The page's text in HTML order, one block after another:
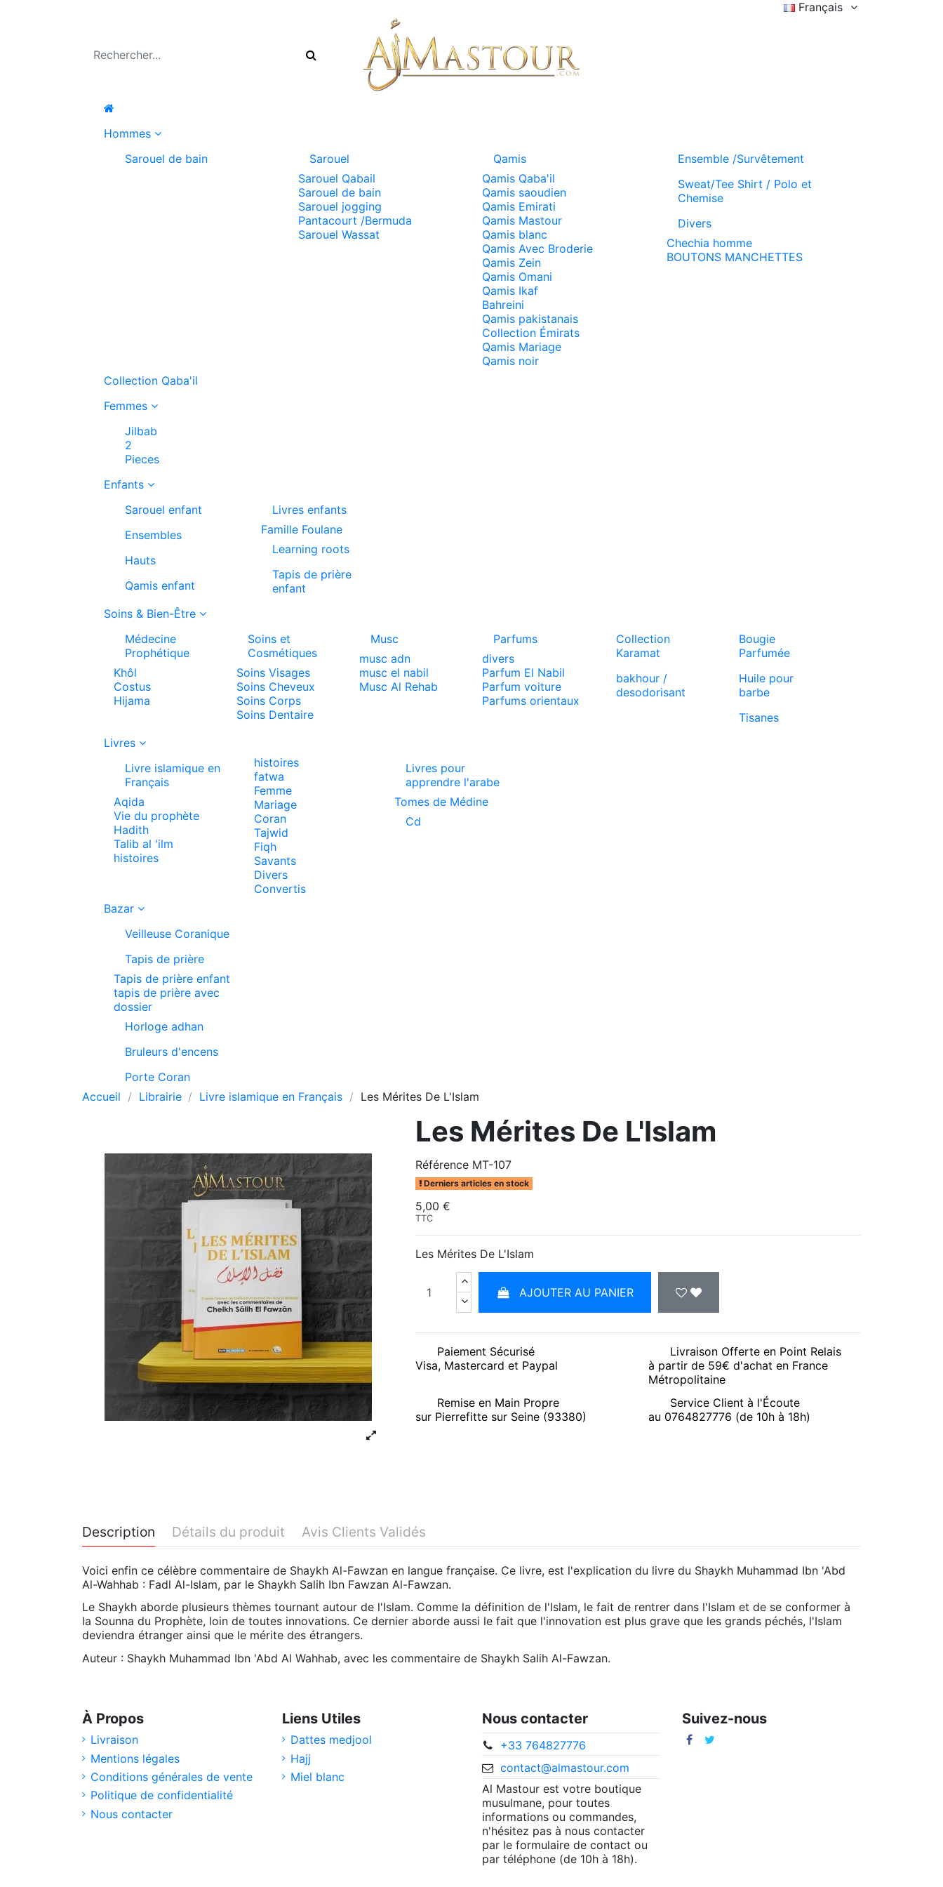
Français
Hommes
Sarouel de bain
Sarouel
Sarouel Qabail
Sarouel de bain
Sarouel jogging
Pantacourt /Bermuda
Sarouel Wassat
Qamis
Qamis Qaba'il
Qamis saoudien
Qamis Emirati
Qamis Mastour
Qamis blanc
Qamis Avec Broderie
Qamis Zein
Qamis Omani
Qamis Ikaf
Bahreini
Qamis pakistanais
Collection Émirats
Qamis Mariage
Qamis noir
Ensemble /Survêtement
Sweat/Tee Shirt / Polo et
Chemise
Divers
Chechia homme
BOUTONS MANCHETTES
Collection Qaba'il
Femmes
Jilbab
2
Pieces
Enfants
Sarouel enfant
Ensembles
Hauts
Qamis enfant
Livres enfants
Famille Foulane
Learning roots
Tapis de prière
enfant
Soins & Bien-Être
Médecine
Prophétique
Khôl
Costus
Hijama
Soins et
Cosmétiques
Soins Visages
Soins Cheveux
Soins Corps
Soins Dentaire
Musc
musc adn
musc el nabil
Musc Al Rehab
Parfums
divers
Parfum El Nabil
Parfum voiture
Parfums orientaux
Collection
Karamat
bakhour /
desodorisant
Bougie
Parfumée
Huile pour
barbe
Tisanes
Livres
Livre islamique en
Français
Aqida
Vie du prophète
Hadith
Talib al 'ilm
histoires
histoires
fatwa
Femme
Mariage
Coran
Tajwid
Fiqh
Savants
Divers
Convertis
Livres pour
apprendre l'arabe
Tomes de Médine
Cd
Bazar
Veilleuse Coranique
Tapis de prière
Tapis de prière enfant
tapis de prière avec
dossier
Horloge adhan
Bruleurs d'encens
Porte Coran
Accueil
Librairie Livre islamique en Français Les Mérites De L'Islam
Les Mérites De L'Islam
Référence MT-107
Derniers articles en stock
5,00 €
TTC
Les Mérites De L'Islam
AJOUTER AU PANIER
Paiement Sécurisé
Visa, Mastercard et Paypal
Livraison Offerte en Point Relais
à partir de 59€ d'achat en France
Métropolitaine
Remise en Main Propre
sur Pierrefitte sur Seine (93380)
Service Client à l'Écoute
au 0764827776 (de 10h à 18h)
Description Détails du produit Avis Clients Validés
Voici enfin ce célèbre commentaire de Shaykh Al-Fawzan en langue française. Ce livre, est l'explication du livre du Shaykh Muhammad Ibn 'Abd
Al-Wahhab : Fadl Al-Islam, par le Shaykh Salih Ibn Fawzan Al-Fawzan.
Le Shaykh aborde plusieurs thèmes tournant autour de l'Islam. Comme la définition de l'Islam, le fait de rentrer dans l'Islam et de se conformer à
la Sounna du Prophète, loin de toutes innovations. Ce dernier aborde aussi le fait que l'innovation est plus grave que les grands péchés, l'Islam
deviendra étranger ainsi que le mérite des étrangers.
Auteur : Shaykh Muhammad Ibn 'Abd Al Wahhab, avec les commentaire de Shaykh Salih Al-Fawzan.
À Propos
Livraison
Mentions légales
Conditions générales de vente
Politique de confidentialité
Nous contacter
Liens Utiles
Dattes medjool
Hajj
Miel blanc
Nous contacter
+33 764827776
contact@almastour.com
Al Mastour est votre boutique
musulmane, pour toutes
informations ou commandes,
n'hésitez pas à nous contacter
par le formulaire de contact ou
par téléphone (de 10h à 18h).
Suivez-nous